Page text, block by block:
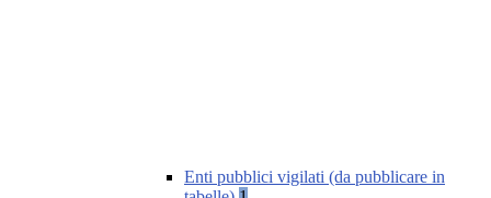
Enti pubblici vigilati (da pubblicare in